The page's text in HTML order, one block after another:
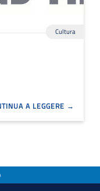
Cultura
A LEGGERE